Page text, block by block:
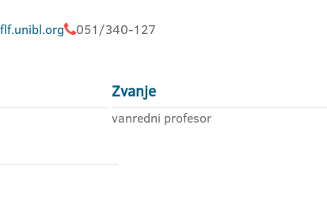
051/340-127
Zvanje
vanredni profesor